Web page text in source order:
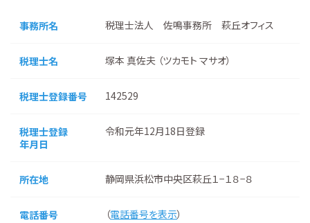
事務所名 税理士法人 佐鳴事務所 萩丘オフィス
税理士名 塚本 真佐夫 （ツカモト マサオ）
税理士登録番号 142529
税理士登録
年月日
令和元年12月18日登録
所在地 静岡県浜松市中央区萩丘１−１８−８
電話番号 （電話番号を表示）